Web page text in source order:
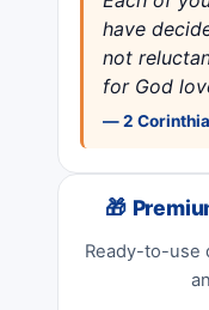
have
not
for God
— 2
🎁
Ready-to-use